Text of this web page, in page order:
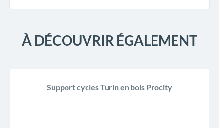
À DÉCOUVRIR ÉGALEMENT
Support cycles Turin en bois Procity